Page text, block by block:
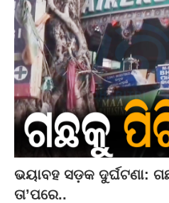
ଭୟାବହ ସଡ଼କ ଦୁର୍ଘଟଣା:
ତା’ପରେ..